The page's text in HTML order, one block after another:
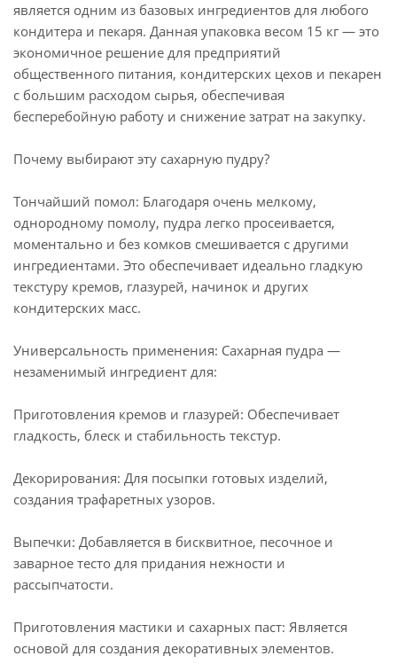
является одним из базовых ингредиентов для любого
кондитера и пекаря. Данная упаковка весом 15 кг — это
экономичное решение для предприятий
общественного питания, кондитерских цехов и пекарен
с большим расходом сырья, обеспечивая
бесперебойную работу и снижение затрат на закупку.
Почему выбирают эту сахарную пудру?
Тончайший помол: Благодаря очень мелкому,
однородному помолу, пудра легко просеивается,
моментально и без комков смешивается с другими
ингредиентами. Это обеспечивает идеально гладкую
текстуру кремов, глазурей, начинок и других
кондитерских масс.
Универсальность применения: Сахарная пудра —
незаменимый ингредиент для:
Приготовления кремов и глазурей: Обеспечивает
гладкость, блеск и стабильность текстур.
Декорирования: Для посыпки готовых изделий,
создания трафаретных узоров.
Выпечки: Добавляется в бисквитное, песочное и
заварное тесто для придания нежности и
рассыпчатости.
Приготовления мастики и сахарных паст: Является
основой для создания декоративных элементов.